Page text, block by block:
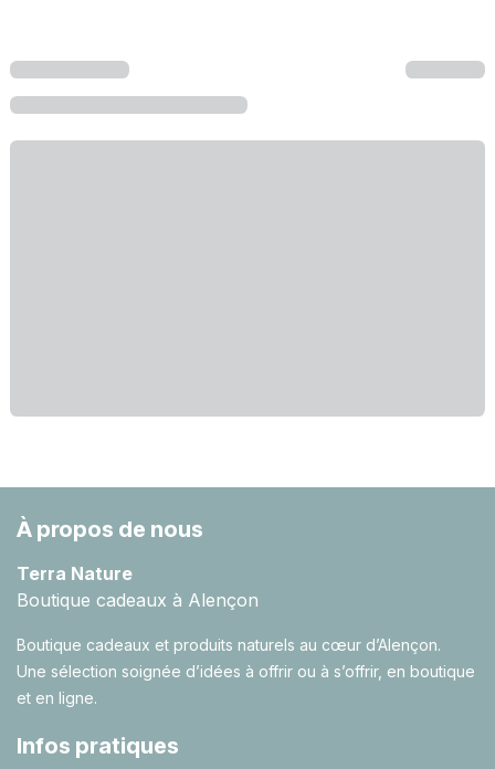
À propos de nous
Terra Nature
Boutique cadeaux à Alençon
Boutique cadeaux et produits naturels au cœur d’Alençon.
Une sélection soignée d’idées à offrir ou à s’offrir, en boutique
et en ligne.
Infos pratiques